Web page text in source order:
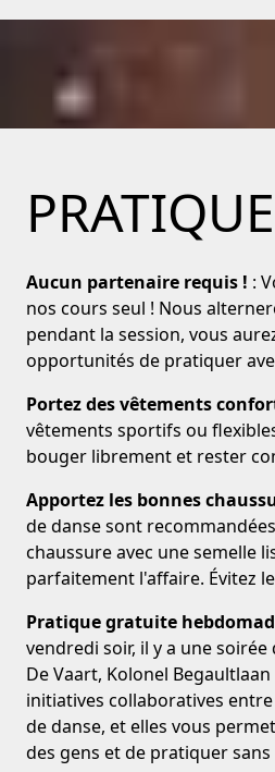
Aucun partenaire requis ! :
nos cours seul ! Nous
pendant la session, vous
opportunités de pratiquer
Portez des vêtements
vêtements sportifs ou
bouger librement et rester
Apportez les bonnes
de danse sont
chaussure avec une semelle
parfaitement l'affaire. Évitez
Pratique gratuite
vendredi soir, il y a une
De Vaart, Kolonel Begaultlaan
initiatives collaboratives
de danse, et elles vous
des gens et de pratiquer